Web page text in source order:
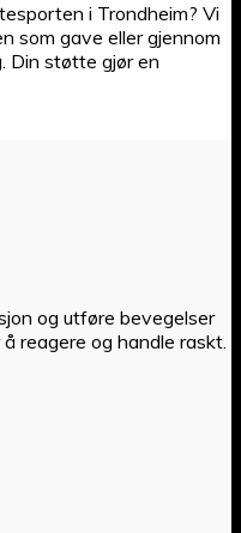
i Trondheim? Vi
som gave eller gjennom
Din støtte gjør en
og utføre bevegelser
reagere og handle raskt.